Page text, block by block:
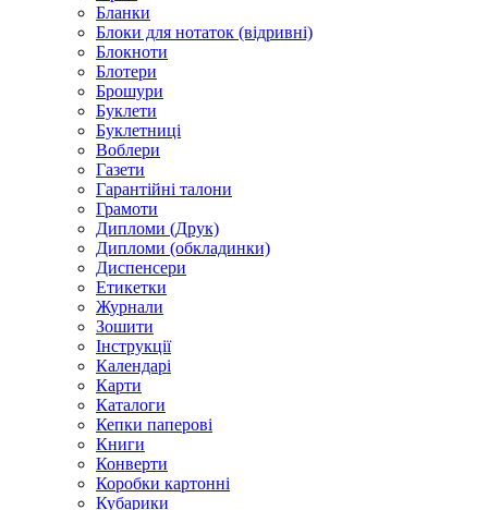
Бланки
Блоки для нотаток (відривні)
Блокноти
Блотери
Брошури
Буклети
Буклетниці
Воблери
Газети
Гарантійні талони
Грамоти
Дипломи (Друк)
Дипломи (обкладинки)
Диспенсери
Етикетки
Журнали
Зошити
Інструкції
Календарі
Карти
Каталоги
Кепки паперові
Книги
Конверти
Коробки картонні
Кубарики